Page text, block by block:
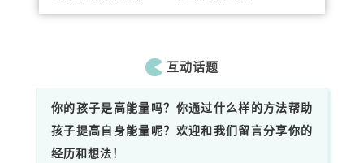
互动话题
你的孩子是高能量吗？你通过什么样的方法帮助
孩子提高自身能量呢？欢迎和我们留言分享你的
经历和想法！